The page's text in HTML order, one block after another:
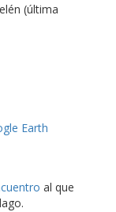
(última
Earth
al que